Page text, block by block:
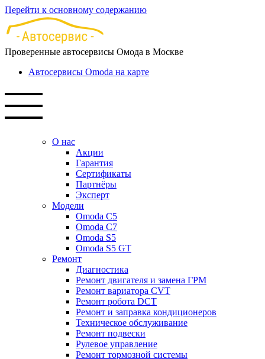
Перейти к основному содержанию
Проверенные автосервисы Омода в Москве
Автосервисы Omoda на карте
О нас
Акции
Гарантия
Сертификаты
Партнёры
Эксперт
Модели
Omoda C5
Omoda C7
Omoda S5
Omoda S5 GT
Ремонт
Диагностика
Ремонт двигателя и замена ГРМ
Ремонт вариатора CVT
Ремонт робота DCT
Ремонт и заправка кондиционеров
Техническое обслуживание
Ремонт подвески
Рулевое управление
Ремонт тормозной системы